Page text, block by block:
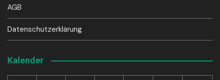
AGB
Datenschutzerklärung
Kalender